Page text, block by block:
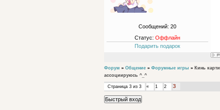
Сообщений: 20
Статус: Оффлайн
Подарить подарок
Форум » Общение » Форумные игры » Кинь
ассоциируюсь ^_^
Страница 3 из 3 « 1 2 3